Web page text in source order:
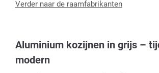
Verder naar de raamfabrikanten
Aluminium kozijnen in grijs –
modern